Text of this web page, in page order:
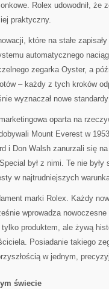
Rolex udowodnił, że
praktyczny.
które na stałe
automatycznego
zegarka Oyster, a
– każdy z tych kroków
wyznaczał nowe
oparta na
Mount Everest w
i Don Walsh zanurzali się
był z nimi. Te nie były
w najtrudniejszych
marki Rolex. Każdy
wprowadza
produktem, ale żywą
Posiadanie takiego
w jednym,
świecie